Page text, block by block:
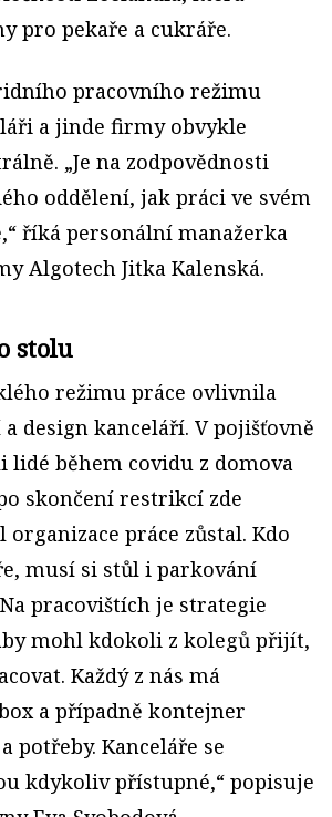
pro pekaře a cukráře.
pracovního režimu
a jinde firmy obvykle
„Je na zodpovědnosti
oddělení, jak práci ve svém
říká personální manažerka
Algotech Jitka Kalenská.
stolu
režimu práce ovlivnila
design kanceláří. V pojišťovně
lidé během covidu z domova
skončení restrikcí zde
práce zůstal. Kdo
musí si stůl i parkování
pracovištích je strategie
mohl kdokoli z kolegů přijít,
Každý z nás má
a případně kontejner
potřeby. Kanceláře se
kdykoliv přístupné,“ popisuje